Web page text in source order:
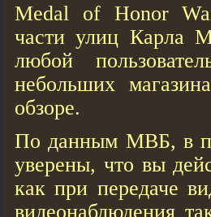
Medal of Honor
части улиц Карла
любой
небольших
обзоре.
По данным МВБ, в
уверены, что вы
как при передаче
видеонаблюдения